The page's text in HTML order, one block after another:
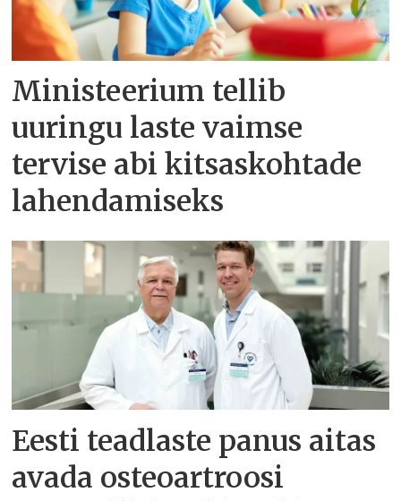
Ministeerium tellib
uuringu laste vaimse
tervise abi kitsaskohtade
lahendamiseks
Eesti teadlaste panus aitas
avada osteoartroosi